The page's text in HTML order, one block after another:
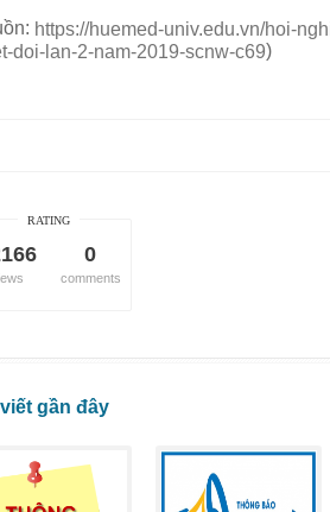
https://huemed-univ.edu.vn/hoi-
doi-lan-2-nam-2019-scnw-c69)
RATING
0
comments
gần đây